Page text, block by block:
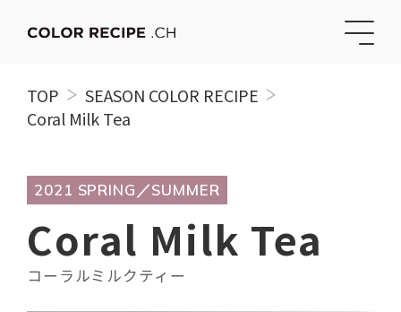
TOP
SEASON COLOR RECIPE
Coral Milk Tea
2021 SPRING／SUMMER
Coral Milk Tea
コーラルミルクティー